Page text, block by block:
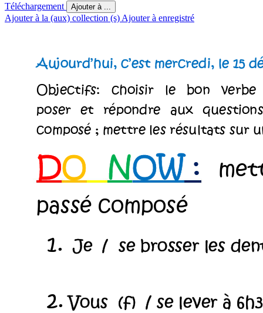
Téléchargement Ajouter à ...
Ajouter à la (aux) collection (s) Ajouter à enregistré
Aujourd’hui, c’est mercredi, le 15
Objectifs:
choisir le bon verbe
poser
et répondre aux
composé ; mettre les résultats sur
DO NOW :
passé composé
1. Je  /  se brosser les
2. Vous  (f) / se lever à